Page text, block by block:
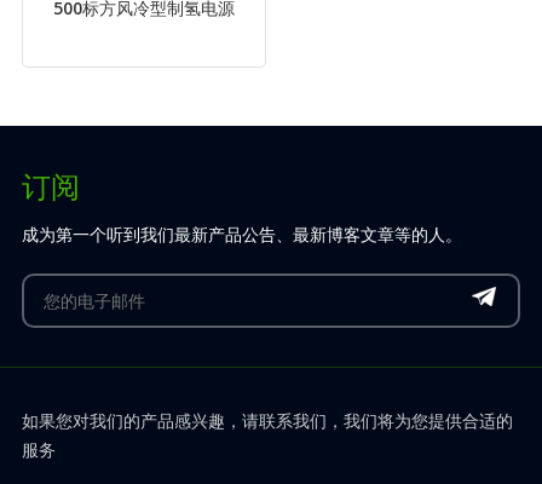
500标方风冷型制氢电源
订阅
成为第一个听到我们最新产品公告、最新博客文章等的人。
如果您对我们的产品感兴趣，请联系我们，我们将为您提供合适的
服务